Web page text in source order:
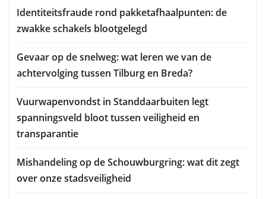
Identiteitsfraude rond pakketafhaalpunten: de
zwakke schakels blootgelegd
Gevaar op de snelweg: wat leren we van de
achtervolging tussen Tilburg en Breda?
Vuurwapenvondst in Standdaarbuiten legt
spanningsveld bloot tussen veiligheid en
transparantie
Mishandeling op de Schouwburgring: wat dit zegt
over onze stadsveiligheid